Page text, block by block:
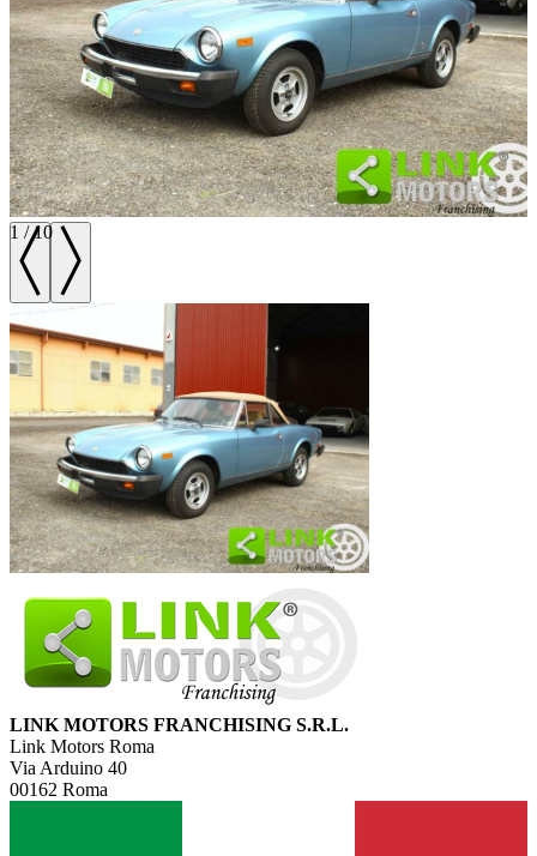
1 /10
LINK MOTORS FRANCHISING S.R.L.
Link Motors Roma
Via Arduino 40
00162 Roma